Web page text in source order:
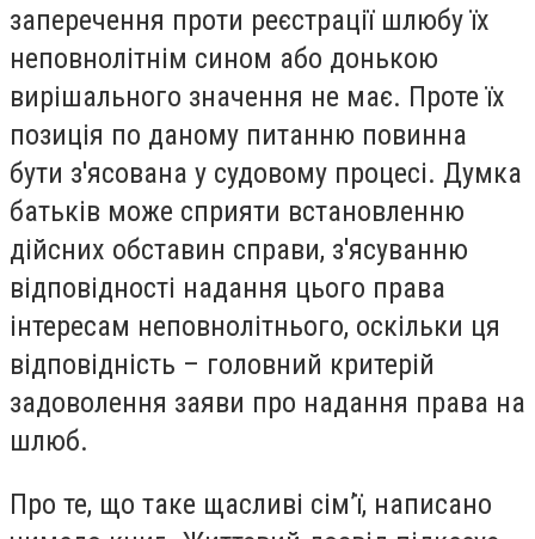
заперечення проти реєстрації шлюбу їх
неповнолітнім сином або донькою
вирішального значення не має. Проте їх
позиція по даному питанню повинна
бути з'ясована у судовому процесі. Думка
батьків може сприяти встановленню
дійсних обставин справи, з'ясуванню
відповідності надання цього права
інтересам неповнолітнього, оскільки ця
відповідність – головний критерій
задоволення заяви про надання права на
шлюб.
Про те, що таке щасливі сім’ї, написано